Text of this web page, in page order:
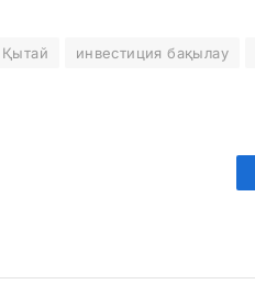
инвестиция бақылау